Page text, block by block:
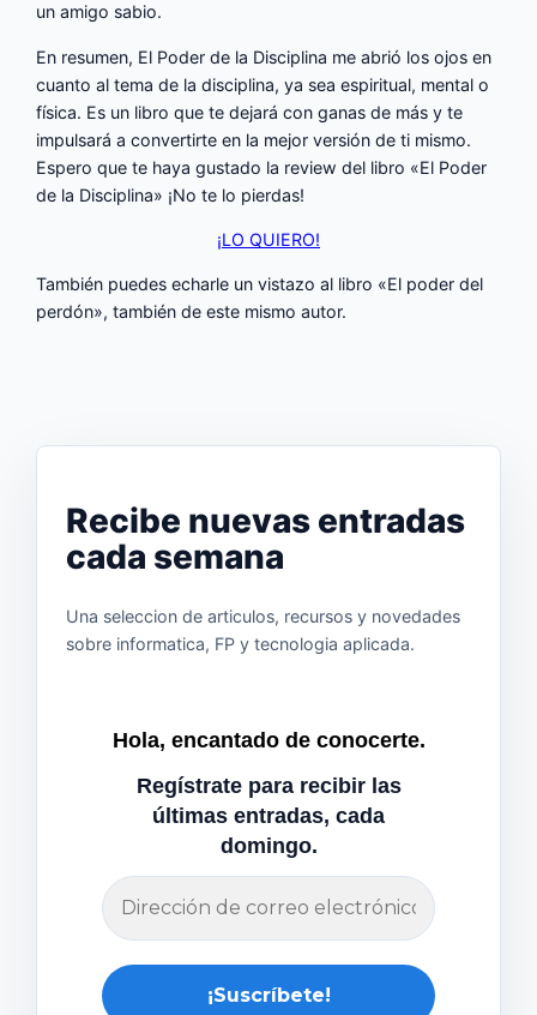
un amigo sabio.
En resumen, El Poder de la Disciplina me abrió los ojos en
cuanto al tema de la disciplina, ya sea espiritual, mental o
física. Es un libro que te dejará con ganas de más y te
impulsará a convertirte en la mejor versión de ti mismo.
Espero que te haya gustado la review del libro «El Poder
de la Disciplina» ¡No te lo pierdas!
¡LO QUIERO!
También puedes echarle un vistazo al libro «El poder del
perdón», también de este mismo autor.
Recibe nuevas entradas
cada semana
Una seleccion de articulos, recursos y novedades
sobre informatica, FP y tecnologia aplicada.
Hola, encantado de conocerte.
Regístrate para recibir las
últimas entradas, cada
domingo.